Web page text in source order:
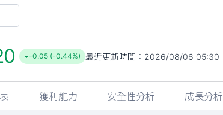
-0.05 (-0.44%) 最近更新時間： 2026/08/06 05:30
獲利能力 安全性分析 成長分析